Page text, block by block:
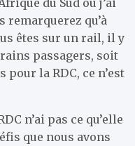
remarquerez qu’à
êtes sur un rail, il y
passagers, soit
la RDC, ce n’est
n’ai pas ce qu’elle
que nous avons